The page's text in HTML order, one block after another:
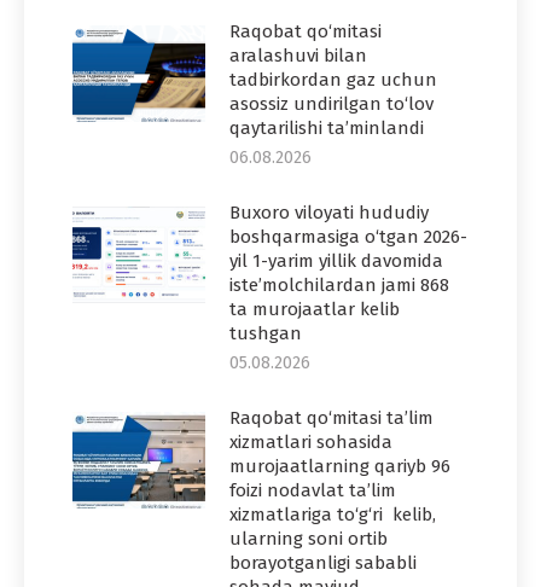
Raqobat qo‘mitasi
aralashuvi bilan
tadbirkordan gaz uchun
asossiz undirilgan to‘lov
qaytarilishi ta’minlandi
06.08.2026
Buxoro viloyati hududiy
boshqarmasiga o‘tgan 2026-
yil 1-yarim yillik davomida
iste’molchilardan jami 868
ta murojaatlar kelib
tushgan
05.08.2026
Raqobat qo‘mitasi ta’lim
xizmatlari sohasida
murojaatlarning qariyb 96
foizi nodavlat ta’lim
xizmatlariga to‘g‘ri kelib,
ularning soni ortib
borayotganligi sababli